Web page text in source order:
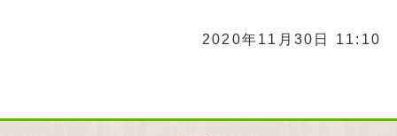
2020年11月30日 11:10